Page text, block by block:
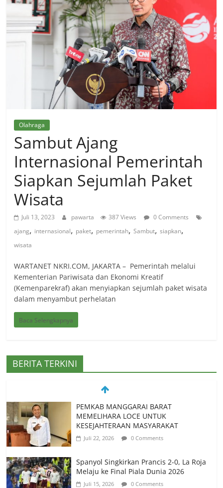
Olahraga
Sambut Ajang
Internasional Pemerintah
Siapkan Sejumlah Paket
Wisata
Juli 13, 2023 pawarta 387 Views
0 Comments
ajang, internasional, paket, pemerintah,Sambut,siapkan,
wisata
WARTANET NKRI.COM, JAKARTA – Pemerintah melalui
Kementerian Pariwisata dan Ekonomi Kreatif
(Kemenparekraf) akan menyiapkan sejumlah paket wisata
dalam menyambut perhelatan
Baca Selengkapnya
BERITA TERKINI
PEMKAB MANGGARAI BARAT
MEMELIHARA LOCE UNTUK
KESEJAHTERAAN MASYARAKAT
Juli 22, 2026 0 Comments
Spanyol Singkirkan Prancis 2-0, La Roja
Melaju ke Final Piala Dunia 2026
Juli 15, 2026 0 Comments